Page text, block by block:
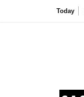
Today